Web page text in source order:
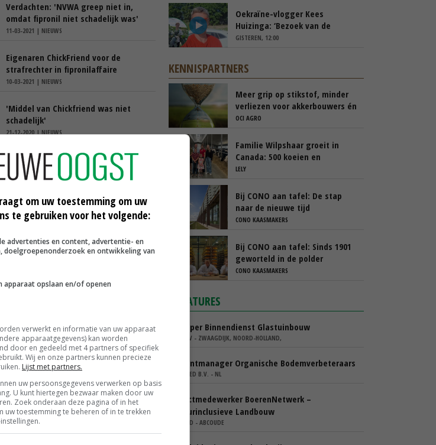
Verdachten: 'NVWA greep niet in,
omdat fipronil niet schadelijk was'
11-03-2021 | NIEUWS
Eigenaren ChickFriend voor de
strafrechter in fipronilaffaire
10-03-2021 | NIEUWS
'Middel van Chickfriend was niet
schadelijk'
21-12-2020 | NIEUWS
Pluimveehouders hebben recht op
schadevergoeding fipronil
20-05-2020 | NIEUWS
Fipronil bewijst nut gifkennis
Oekraïne-vlogger Kees
Huizinga: ‘Bezoek van de
ambassade mag zelf groente
GISTEREN, 12:00
KENNISPARTNERS
Meer grip op stikstof, minder
verliezen voor akkerbouwers én
melkveehouders
OCI AGRO
Familie Wilpshaar groeit in
Canada: 500 koeien en
robotmelken
LELY
Bij CONO aan tafel: De stap
naar de nieuwe tijd
CONO KAASMAKERS
Bij CONO aan tafel: Sinds 1901
geworteld in de polder
CONO KAASMAKERS
VACATURES
Verkoper Binnendienst Glastuinbouw
KARO BV - ZWAAGDIJK, NOORD-HOLLAND,
Accountmanager Organische Bodemverbeteraars
COMGOED B.V. - NL
Projectmedewerker BoerenNetwerk –
Natuurinclusieve Landbouw
WIJ.LAND - ABCOUDE
om uw toestemming om uw
te gebruiken voor het volgende:
advertenties en content, advertentie- en
doelgroepenonderzoek en ontwikkeling van
apparaat opslaan en/of openen
verwerkt en informatie van uw apparaat
apparaatgegevens) kan worden
door en gedeeld met 4 partners of specifiek
Wij en onze partners kunnen precieze
Lijst met partners.
uw persoonsgegevens verwerken op basis
U kunt hiertegen bezwaar maken door uw
Zoek onderaan deze pagina of in het
uw toestemming te beheren of in te trekken